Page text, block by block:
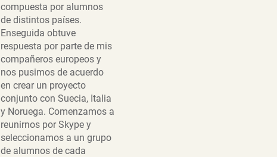
compuesta por alumnos
de distintos países.
Enseguida obtuve
respuesta por parte de mis
compañeros europeos y
nos pusimos de acuerdo
en crear un proyecto
conjunto con Suecia, Italia
y Noruega. Comenzamos a
reunirnos por Skype y
seleccionamos a un grupo
de alumnos de cada